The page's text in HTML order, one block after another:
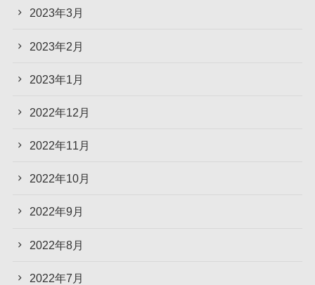
2023年3月
2023年2月
2023年1月
2022年12月
2022年11月
2022年10月
2022年9月
2022年8月
2022年7月